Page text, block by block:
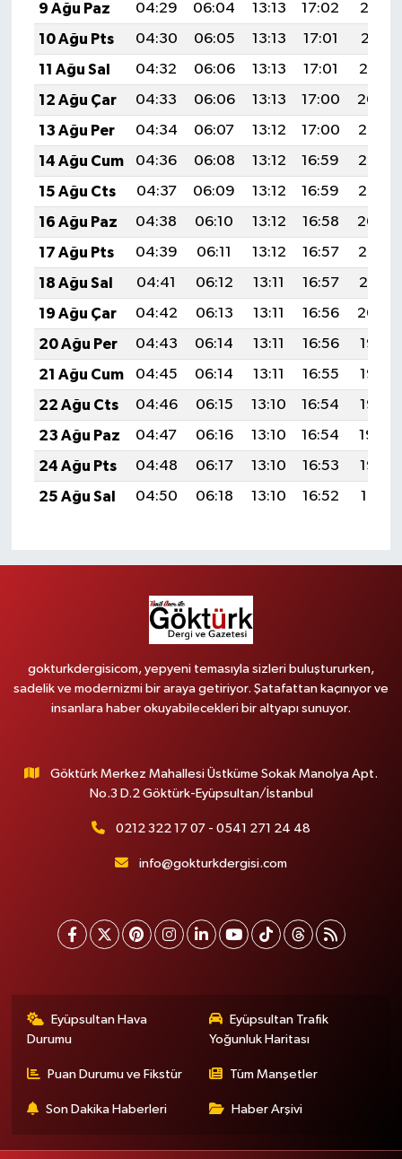
9 Ağu Paz
04:29 06:04 13:13 17:02
20:12
10 Ağu Pts
04:30 06:05 13:13 17:01
20:11
11 Ağu Sal
04:32 06:06 13:13 17:01
20:10
12 Ağu Çar
04:33 06:06 13:13 17:00
20:09
13 Ağu Per
04:34 06:07 13:12 17:00
20:07
14 Ağu Cum
04:36 06:08 13:12 16:59
20:06
15 Ağu Cts
04:37 06:09 13:12 16:59
20:05
16 Ağu Paz
04:38 06:10 13:12 16:58
20:04
17 Ağu Pts
04:39 06:11 13:12 16:57
20:02
18 Ağu Sal
04:41 06:12 13:11 16:57
20:01
19 Ağu Çar
04:42 06:13 13:11 16:56
20:00
20 Ağu Per
04:43 06:14 13:11 16:56
19:58
21 Ağu Cum
04:45 06:14 13:11 16:55
19:57
22 Ağu Cts
04:46 06:15 13:10 16:54
19:56
23 Ağu Paz
04:47 06:16 13:10 16:54
19:54
24 Ağu Pts
04:48 06:17 13:10 16:53
19:53
25 Ağu Sal
04:50 06:18 13:10 16:52 19:51
gokturkdergisicom, yepyeni temasıyla sizleri buluştururken,
sadelik ve modernizmi bir araya getiriyor. Şatafattan kaçınıyor ve
insanlara haber okuyabilecekleri bir altyapı sunuyor.
Göktürk Merkez Mahallesi Üstküme Sokak Manolya Apt.
No.3 D.2 Göktürk-Eyüpsultan/İstanbul
0212 322 17 07 - 0541 271 24 48
info@gokturkdergisi.com
Eyüpsultan Hava
Durumu
Eyüpsultan Trafik
Yoğunluk Haritası
Puan Durumu ve Fikstür Tüm Manşetler
Son Dakika Haberleri Haber Arşivi